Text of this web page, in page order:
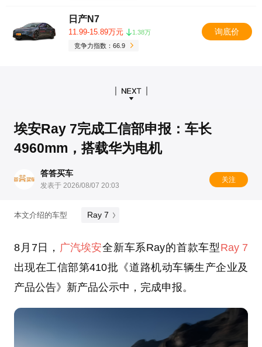
日产N7
11.99-15.89万元
1.38万
竞争力指数：66.9
询底价
埃安Ray 7完成工信部申报：车长
4960mm，搭载华为电机
答答买车
发表于 2026/08/07 20:03
关注
本文介绍的车型 Ray 7
8月7日， 广汽埃安全新车系Ray的首款车型 Ray 7
出现在工信部第410批《道路机动车辆生产企业及
产品公告》新产品公示中，完成申报。